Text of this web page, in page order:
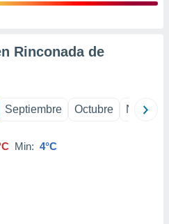
Rinconada de
Septiembre Octubre
Min: 4°C